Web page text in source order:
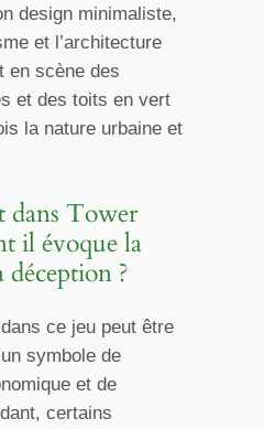
design minimaliste,
et l’architecture
en scène des
et des toits en vert
la nature urbaine et
dans Tower
il évoque la
déception ?
ce jeu peut être
symbole de
et de
certains